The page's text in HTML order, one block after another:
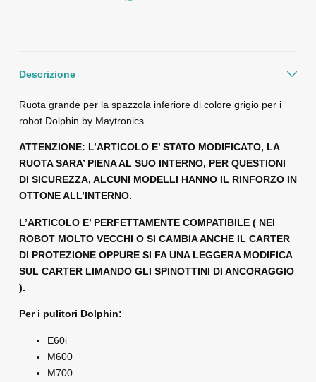
Descrizione
Ruota grande per la spazzola inferiore di colore grigio per i
robot Dolphin by Maytronics.
ATTENZIONE: L’ARTICOLO E’ STATO MODIFICATO, LA
RUOTA SARA’ PIENA AL SUO INTERNO, PER QUESTIONI
DI SICUREZZA, ALCUNI MODELLI HANNO IL RINFORZO IN
OTTONE ALL’INTERNO.
L’ARTICOLO E’ PERFETTAMENTE COMPATIBILE ( NEI
ROBOT MOLTO VECCHI O SI CAMBIA ANCHE IL CARTER
DI PROTEZIONE OPPURE SI FA UNA LEGGERA MODIFICA
SUL CARTER LIMANDO GLI SPINOTTINI DI ANCORAGGIO
).
Per i pulitori Dolphin:
E60i
M600
M700